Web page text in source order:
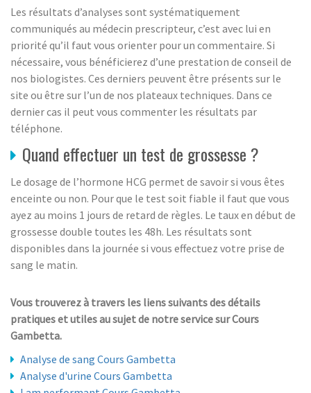
Les résultats d’analyses sont systématiquement
communiqués au médecin prescripteur, c’est avec lui en
priorité qu’il faut vous orienter pour un commentaire. Si
nécessaire, vous bénéficierez d’une prestation de conseil de
nos biologistes. Ces derniers peuvent être présents sur le
site ou être sur l’un de nos plateaux techniques. Dans ce
dernier cas il peut vous commenter les résultats par
téléphone.
Quand effectuer un test de grossesse ?
Le dosage de l’hormone HCG permet de savoir si vous êtes
enceinte ou non. Pour que le test soit fiable il faut que vous
ayez au moins 1 jours de retard de règles. Le taux en début de
grossesse double toutes les 48h. Les résultats sont
disponibles dans la journée si vous effectuez votre prise de
sang le matin.
Vous trouverez à travers les liens suivants des détails
pratiques et utiles au sujet de notre service sur Cours
Gambetta.
Analyse de sang Cours Gambetta
Analyse d'urine Cours Gambetta